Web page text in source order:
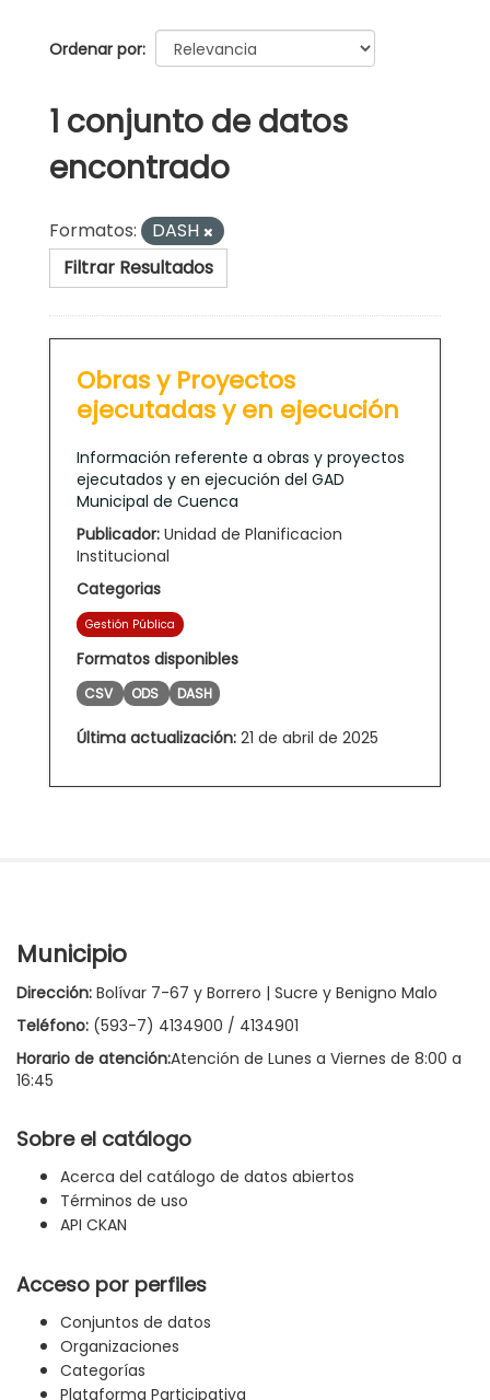
Ordenar por
1 conjunto de datos
encontrado
Formatos:
DASH
Filtrar Resultados
Obras y Proyectos
ejecutadas y en ejecución
Información referente a obras y proyectos
ejecutados y en ejecución del GAD
Municipal de Cuenca
Publicador: Unidad de Planificacion
Institucional
Categorias
Gestión Pública
Formatos disponibles
CSV ODS DASH
Última actualización: 21 de abril de 2025
Municipio
Dirección: Bolívar 7-67 y Borrero | Sucre y Benigno Malo
Teléfono: (593-7) 4134900 / 4134901
Horario de atención:Atención de Lunes a Viernes de 8:00 a
16:45
Sobre el catálogo
Acerca del catálogo de datos abiertos
Términos de uso
API CKAN
Acceso por perfiles
Conjuntos de datos
Organizaciones
Categorías
Plataforma Participativa